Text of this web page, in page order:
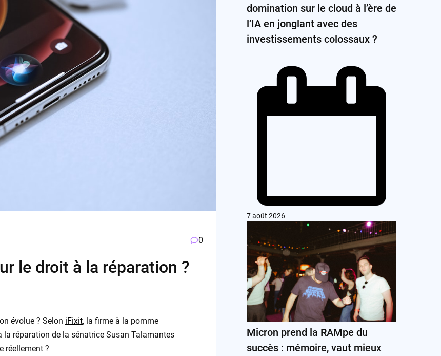
0
le droit à la réparation ?
évolue ? Selon iFixit, la firme à la pomme
réparation de la sénatrice Susan Talamantes
réellement ?
domination sur le cloud à l’ère de
l’IA en jonglant avec des
investissements colossaux ?
7 août 2026
Micron prend la RAMpe du
succès : mémoire, vaut mieux